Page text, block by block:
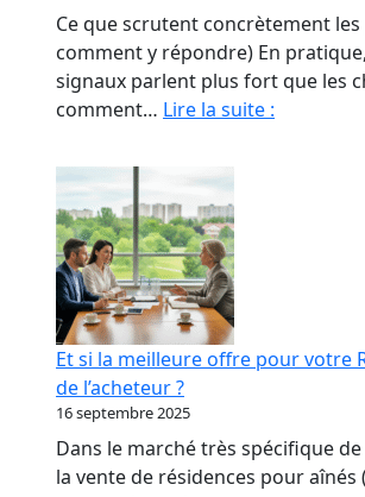
Ce que scrutent concrètement
comment y répondre) En
signaux parlent plus fort que les
comment… Lire la suite :
bancaire
Et si la meilleure offre pour votre
de l’acheteur ?
16 septembre 2025
Dans le marché très spécifique de
la vente de résidences pour aînés